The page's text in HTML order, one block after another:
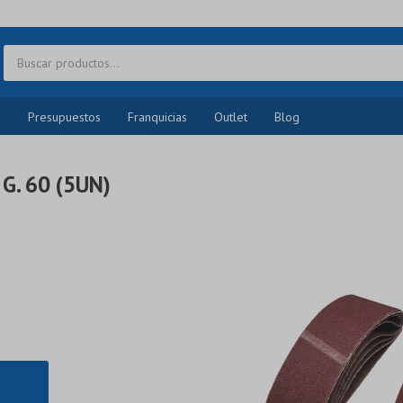
Presupuestos Franquicias Outlet Blog
60 (5UN)